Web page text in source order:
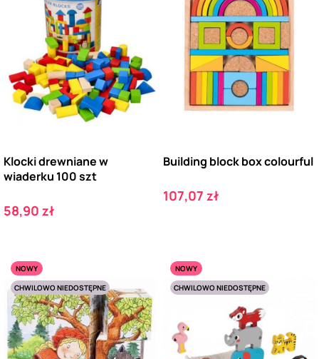
Klocki drewniane w
wiaderku 100 szt
Cena
58,90 zł
Building block box colourful
Cena
107,07 zł
NOWY
CHWILOWO NIEDOSTĘPNE
NOWY
CHWILOWO NIEDOSTĘPNE